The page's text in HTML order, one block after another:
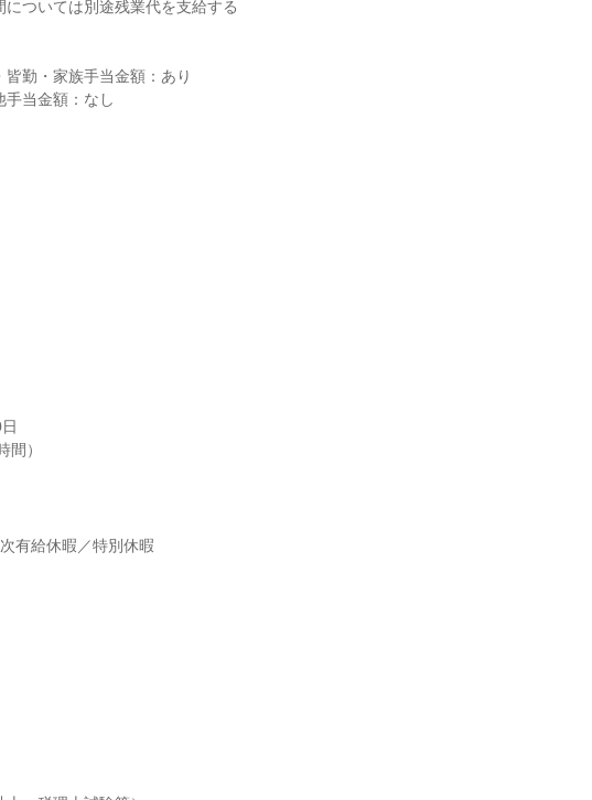
ついては別途残業代を支給する
勤・家族手当金額：あり
手当金額：なし
間）
有給休暇／特別休暇